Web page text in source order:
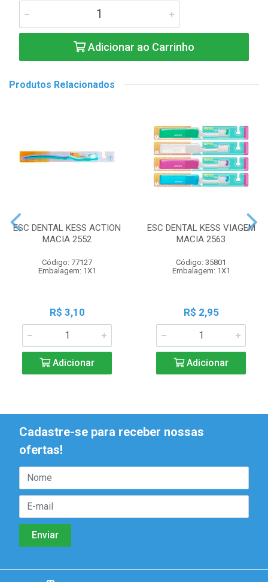
Adicionar ao Carrinho
Produtos Relacionados
ESC DENTAL KESS ACTION
MACIA 2552
Código: 77127
Embalagem: 1X1
R$ 3,10
Adicionar
ESC DENTAL KESS VIAGEM
MACIA 2563
Código: 35801
Embalagem: 1X1
R$ 2,95
Adicionar
Cadastre-se para receber nossas
ofertas!